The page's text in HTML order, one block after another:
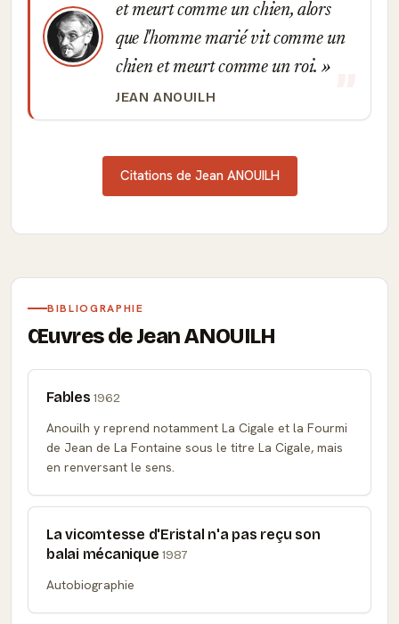
et meurt comme un chien, alors
que l'homme marié vit comme un
chien et meurt comme un roi.
JEAN ANOUILH
Citations de Jean ANOUILH
BIBLIOGRAPHIE
Œuvres de Jean ANOUILH
Fables1962
Anouilh y reprend notamment La Cigale et la Fourmi
de Jean de La Fontaine sous le titre La Cigale, mais
en renversant le sens.
La vicomtesse d'Eristal n'a pas reçu son
balai mécanique1987
Autobiographie